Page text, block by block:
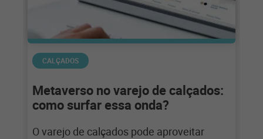
CALÇADOS
Metaverso no varejo de calçados:
como surfar essa onda?
O varejo de calçados pode aproveitar